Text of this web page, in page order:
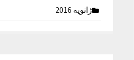
ژانویه 2016